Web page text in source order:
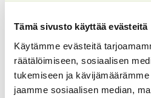
Tämä sivusto käyttää evästeitä
Käytämme evästeitä
räätälöimiseen, sosiaalisen
tukemiseen ja
jaamme sosiaalisen median,